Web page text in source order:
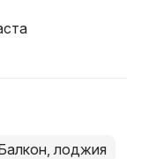
лоджия